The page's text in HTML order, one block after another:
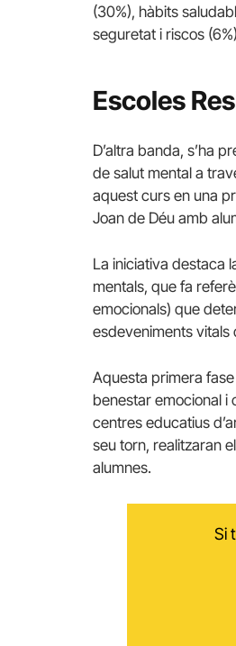
(30%), hàbits
seguretat i riscos
Escoles
D’altra banda, s’ha
de salut mental a
aquest curs en una
Joan de Déu amb
La iniciativa destaca
mentals, que fa
emocionals) que
esdeveniments vitals
Aquesta primera
benestar emocional i
centres educatius
seu torn, realitzaran
alumnes.
Si